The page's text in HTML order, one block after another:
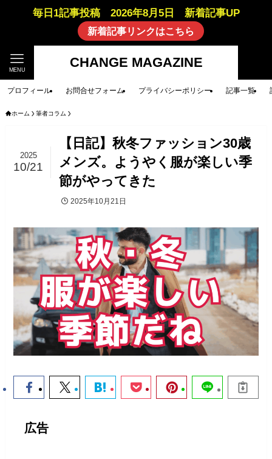
毎日1記事投稿 2026年8月5日 新着記事UP
新着記事リンクはこちら
CHANGE MAGAZINE
MENU
プロフィール お問合せフォーム プライバシーポリシー 記事一覧
ホーム 筆者コラム
【日記】秋冬ファッション30歳
メンズ。ようやく服が楽しい季
節がやってきた
2025
10/21
2025年10月21日
広告